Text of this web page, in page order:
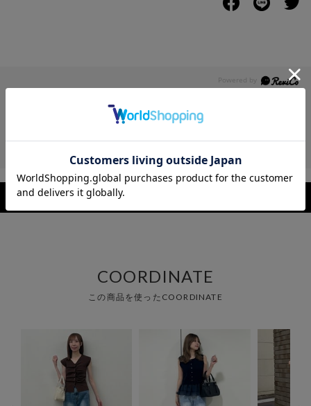
レビューを見る
COORDINATE
この商品を使ったCOORDINATE